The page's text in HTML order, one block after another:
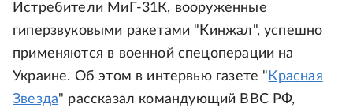
Истребители МиГ-31К, вооруженные
гиперзвуковыми ракетами "Кинжал", успешно
применяются в военной спецоперации на
Украине. Об этом в интервью газете " Красная
Звезда" рассказал командующий ВВС РФ,